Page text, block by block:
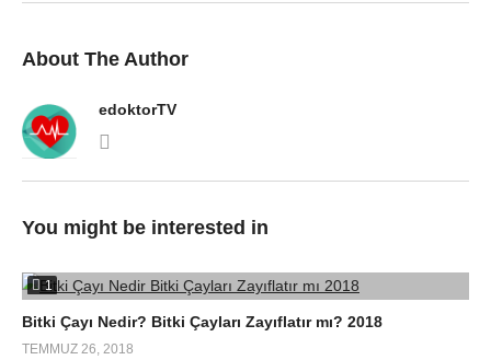
About The Author
edoktorTV
You might be interested in
1
Bitki Çayı Nedir? Bitki Çayları Zayıflatır mı? 2018
TEMMUZ 26, 2018